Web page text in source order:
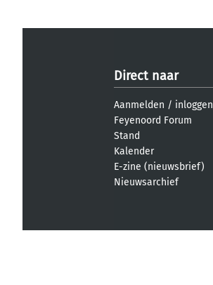
Direct naar
Aanmelden / inloggen
Feyenoord Forum
Stand
Kalender
E-zine (nieuwsbrief)
Nieuwsarchief